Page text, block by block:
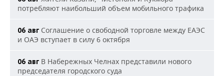
потребляют наибольший объем мобильного трафика
06 авг Соглашение о свободной торговле между ЕАЭС
и ОАЭ вступает в силу 6 октября
06 авг В Набережных Челнах представили нового
председателя городского суда